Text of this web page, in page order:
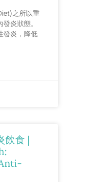
之所以重
炎狀態。
發炎，降低
飲食 |